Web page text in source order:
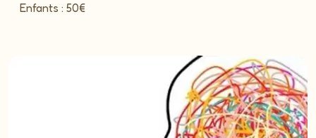
Enfants : 50€